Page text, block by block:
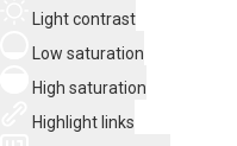
Light contrast
Low saturation
High saturation
Highlight links